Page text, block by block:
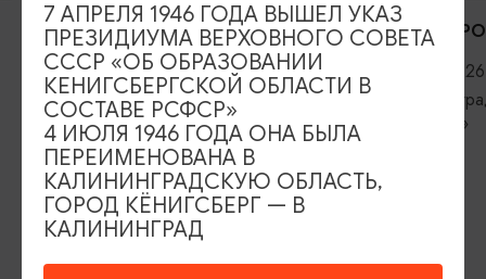
ПенаФест
09.08.2026, 14:00
Калининград, Парк отдыха «Юность»
RADIO TAPOK
04.09.2026,
ИЩИТЕ ТАКЖЕ НА НАШЕМ САЙТЕ
7 АПРЕЛЯ 1946 ГОДА ВЫШЕЛ УКАЗ
ПРЕЗИДИУМА ВЕРХОВНОГО СОВЕТА
СССР «ОБ ОБРАЗОВАНИИ
КЕНИГСБЕРГСКОЙ ОБЛАСТИ В
СОСТАВЕ РСФСР»
4 ИЮЛЯ 1946 ГОДА ОНА БЫЛА
ПЕРЕИМЕНОВАНА В
КАЛИНИНГРАДСКУЮ ОБЛАСТЬ,
ГОРОД КЁНИГСБЕРГ — В
КАЛИНИНГРАД